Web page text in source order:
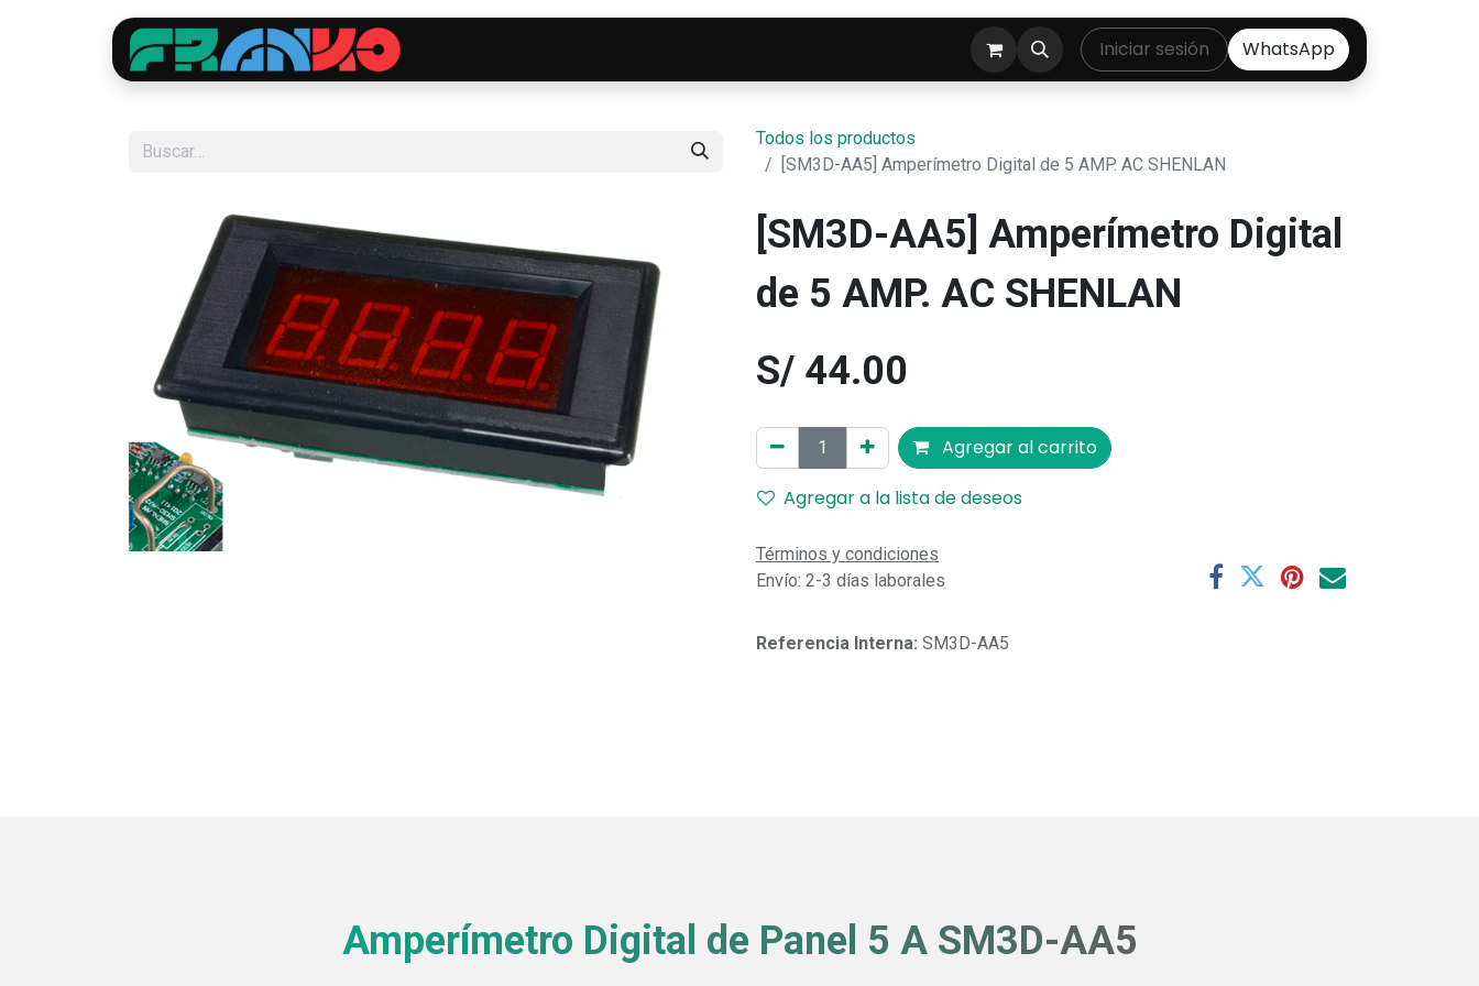
Contáctenos Iniciar sesión WhatsApp
Todos los productos
[SM3D-AA5] Amperímetro Digital de 5 AMP. AC SHENLAN
[SM3D-AA5] Amperímetro Digital
de 5 AMP. AC SHENLAN
S/ 44.00
Agregar al carrito
Agregar a la lista de deseos
Términos y condiciones
Envío: 2-3 días laborales
Referencia Interna: SM3D-AA5
Amperímetro Digital de Panel 5 A SM3D-AA5